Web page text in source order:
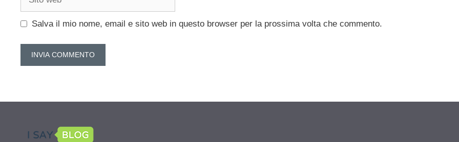
Salva il mio nome, email e sito web in questo browser per la prossima volta che commento.